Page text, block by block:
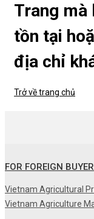
Trang mà
tồn tại
địa chỉ
Trở về trang chủ
FOR FOREIGN
Vietnam Agricultural
Vietnam Agriculture